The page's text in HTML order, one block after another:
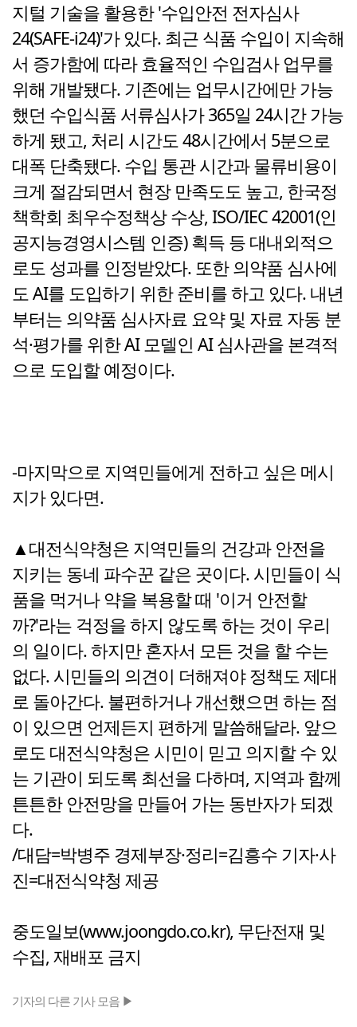
지털 기술을 활용한 '수입안전 전자심사
24(SAFE-i24)'가 있다. 최근 식품 수입이 지속해
서 증가함에 따라 효율적인 수입검사 업무를
위해 개발됐다. 기존에는 업무시간에만 가능
했던 수입식품 서류심사가 365일 24시간 가능
하게 됐고, 처리 시간도 48시간에서 5분으로
대폭 단축됐다. 수입 통관 시간과 물류비용이
크게 절감되면서 현장 만족도도 높고, 한국정
책학회 최우수정책상 수상, ISO/IEC 42001(인
공지능경영시스템 인증) 획득 등 대내외적으
로도 성과를 인정받았다. 또한 의약품 심사에
도 AI를 도입하기 위한 준비를 하고 있다. 내년
부터는 의약품 심사자료 요약 및 자료 자동 분
석·평가를 위한 AI 모델인 AI 심사관을 본격적
으로 도입할 예정이다.
-마지막으로 지역민들에게 전하고 싶은 메시
지가 있다면.
▲대전식약청은 지역민들의 건강과 안전을
지키는 동네 파수꾼 같은 곳이다. 시민들이 식
품을 먹거나 약을 복용할 때 '이거 안전할
까?'라는 걱정을 하지 않도록 하는 것이 우리
의 일이다. 하지만 혼자서 모든 것을 할 수는
없다. 시민들의 의견이 더해져야 정책도 제대
로 돌아간다. 불편하거나 개선했으면 하는 점
이 있으면 언제든지 편하게 말씀해달라. 앞으
로도 대전식약청은 시민이 믿고 의지할 수 있
는 기관이 되도록 최선을 다하며, 지역과 함께
튼튼한 안전망을 만들어 가는 동반자가 되겠
다.
/대담=박병주 경제부장·정리=김흥수 기자·사
진=대전식약청 제공
중도일보(www.joongdo.co.kr), 무단전재 및
수집, 재배포 금지
기자의 다른 기사 모음 ▶